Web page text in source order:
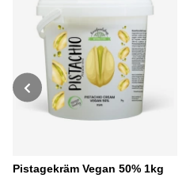
Pistagekräm Vegan 50% 1kg